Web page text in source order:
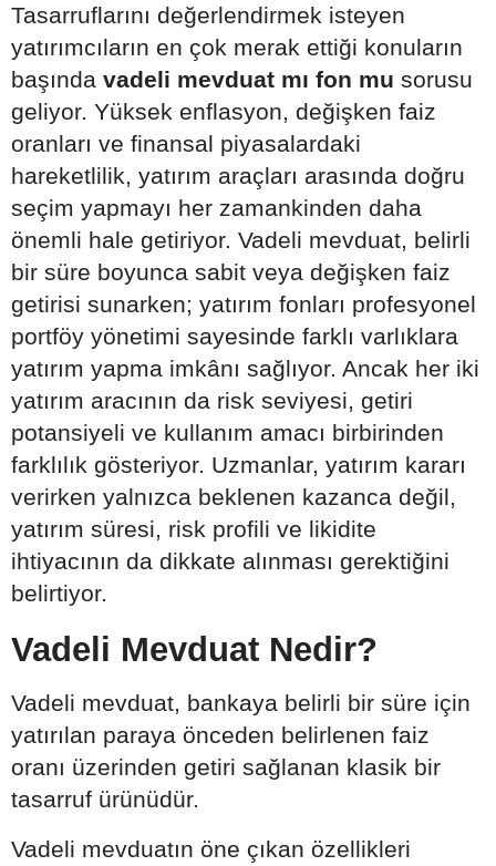
Tasarruflarını değerlendirmek isteyen
yatırımcıların en çok merak ettiği konuların
başında vadeli mevduat mı fon mu sorusu
geliyor. Yüksek enflasyon, değişken faiz
oranları ve finansal piyasalardaki
hareketlilik, yatırım araçları arasında doğru
seçim yapmayı her zamankinden daha
önemli hale getiriyor. Vadeli mevduat, belirli
bir süre boyunca sabit veya değişken faiz
getirisi sunarken; yatırım fonları profesyonel
portföy yönetimi sayesinde farklı varlıklara
yatırım yapma imkânı sağlıyor. Ancak her iki
yatırım aracının da risk seviyesi, getiri
potansiyeli ve kullanım amacı birbirinden
farklılık gösteriyor. Uzmanlar, yatırım kararı
verirken yalnızca beklenen kazanca değil,
yatırım süresi, risk profili ve likidite
ihtiyacının da dikkate alınması gerektiğini
belirtiyor.
Vadeli Mevduat Nedir?
Vadeli mevduat, bankaya belirli bir süre için
yatırılan paraya önceden belirlenen faiz
oranı üzerinden getiri sağlanan klasik bir
tasarruf ürünüdür.
Vadeli mevduatın öne çıkan özellikleri